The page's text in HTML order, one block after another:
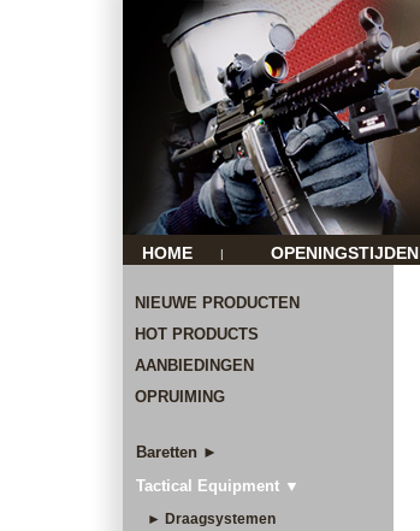
HOME | OPENINGSTIJDEN
NIEUWE PRODUCTEN
HOT PRODUCTS
AANBIEDINGEN
OPRUIMING
Baretten ►
Tactical Equipment ▼
► Draagsystemen